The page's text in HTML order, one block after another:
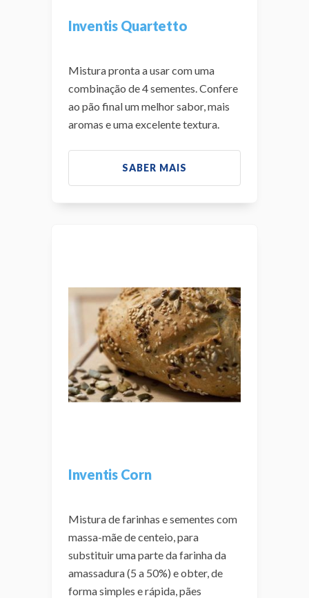
Inventis Quartetto
Mistura pronta a usar com uma
combinação de 4 sementes. Confere
ao pão final um melhor sabor, mais
aromas e uma excelente textura.
SABER MAIS
Inventis Corn
Mistura de farinhas e sementes com
massa-mãe de centeio, para
substituir uma parte da farinha da
amassadura (5 a 50%) e obter, de
forma simples e rápida, pães